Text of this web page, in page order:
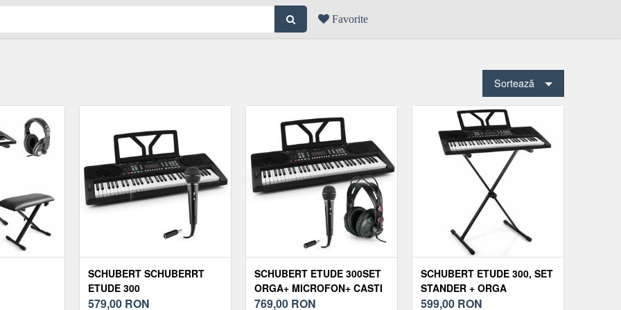
Favorite
Sortează
SCHUBERT SCHUBERRT
ETUDE 300
ORGA+MICROFON
579,00 RON
SCHUBERT ETUDE 300SET
ORGA+ MICROFON+ CASTI
769,00 RON
SCHUBERT ETUDE 300, SET
STANDER + ORGA
599,00 RON